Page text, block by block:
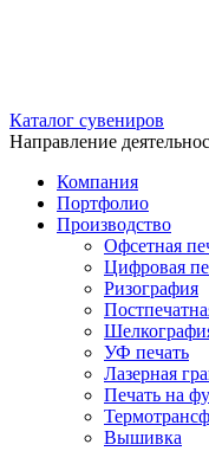
Каталог сувениров
Направление
Компания
Портфолио
Производство
Офсетная
Цифровая
Ризография
УФ печать
Лазерная
Печать на
Вышивка